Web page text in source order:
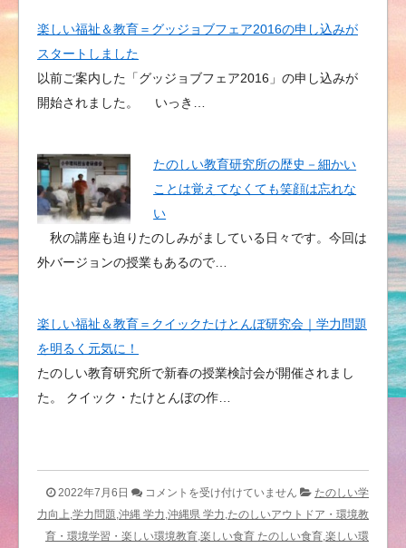
楽しい福祉＆教育＝グッジョブフェア2016の申し込みが
スタートしました
以前ご案内した「グッジョブフェア2016」の申し込みが
開始されました。 いっき…
たのしい教育研究所の歴史－細かい
ことは覚えてなくても笑顔は忘れな
い
秋の講座も迫りたのしみがましている日々です。今回は
外バージョンの授業もあるので…
楽しい福祉＆教育＝クイックたけとんぼ研究会｜学力問題
を明るく元気に！
たのしい教育研究所で新春の授業検討会が開催されまし
た。 クイック・たけとんぼの作…
2022年7月6日
押
し
付
コメントを受け付けていません
たのしい学
力向上,学力問題,沖縄 学力,沖縄県 学力,たのしいアウトドア・環境教
育・環境学習・楽しい環境教育,楽しい食育 たのしい食育,楽しい環